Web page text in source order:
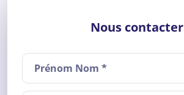
Nous contacter